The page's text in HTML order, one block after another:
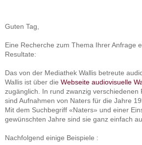
Guten Tag,
Eine Recherche zum Thema Ihrer Anfrage
Resultate:
Das von der Mediathek Wallis betreute
Wallis ist über die Webseite audiovisuelle
zugänglich. In rund zwanzig verschiedenen
sind Aufnahmen von Naters für die Jahre
Mit dem Suchbegriff «Naters» und einer
gewünschten Jahre sind sie ganz einfach
Nachfolgend einige Beispiele :